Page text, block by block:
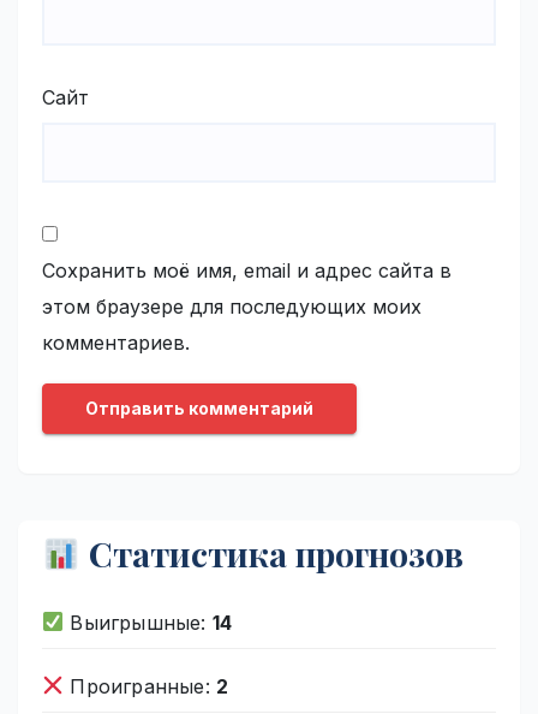
Сайт
Сохранить моё имя, email и адрес сайта в
этом браузере для последующих моих
комментариев.
Статистика прогнозов
Выигрышные: 14
Проигранные: 2